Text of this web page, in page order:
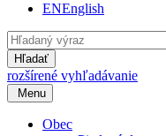
ENEnglish
Hľadať
rozšírené vyhľadávanie
Menu
Obec